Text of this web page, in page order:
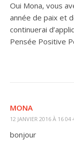
Oui Mona, vous
année de paix et
continuerai
Pensée Positive
MONA
12 JANVIER 2016 À 16 04
bonjour